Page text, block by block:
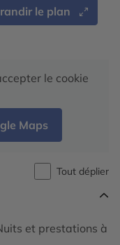
le plan
le cookie
Maps
Tout déplier
et prestations à